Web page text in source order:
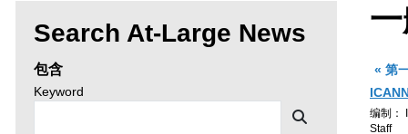
Search At-Large News
search
criteria,
then
包含
Search
Keyword
« 第
编制：
Staff